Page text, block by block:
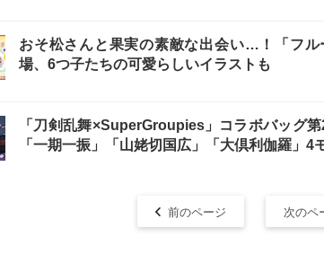
おそ松さんと果実の素敵な出会い…！「フ
場、6つ子たちの可愛らしいイラストも
「刀剣乱舞×SuperGroupies」コラボバッグ
「一期一振」「山姥切国広」「大倶利伽羅」4
前のページ 次のペ